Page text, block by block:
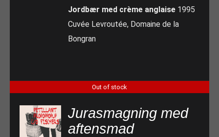
Jordbær med crème anglaise 1995
Cuvée Levroutée, Domaine de la
Bongran
Out of stock
Jurasmagning med
aftensmad